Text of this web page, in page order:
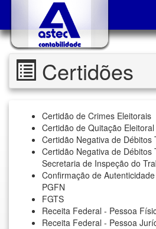
Certidões
Certidão de Crimes Eleitorais
Certidão de Quitação Eleitoral
Certidão Negativa de Débitos
Certidão Negativa de Débitos
Secretaria de Inspeção do
Confirmação de
PGFN
FGTS
Receita Federal - Pessoa
Receita Federal - Pessoa